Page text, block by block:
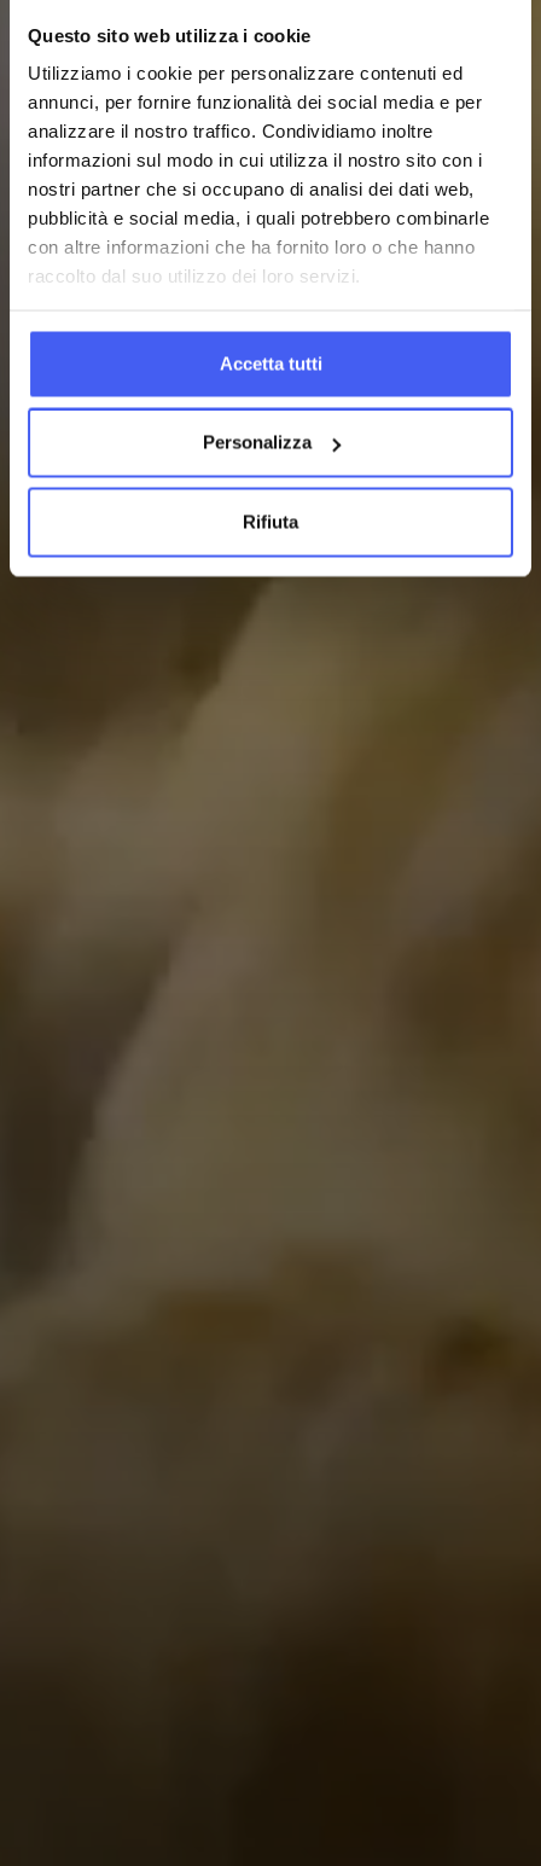
Questo sito web utilizza i cookie
Utilizziamo i cookie per personalizzare contenuti ed
annunci, per fornire funzionalità dei social media e per
analizzare il nostro traffico. Condividiamo inoltre
informazioni sul modo in cui utilizza il nostro sito con i
nostri partner che si occupano di analisi dei dati web,
pubblicità e social media, i quali potrebbero combinarle
con altre informazioni che ha fornito loro o che hanno
raccolto dal suo utilizzo dei loro servizi.
Accetta tutti
Personalizza
Rifiuta